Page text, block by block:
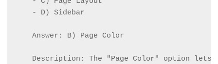
    - D) Sidebar
    Answer: B) Page Color
Description: The "Page Color" option lets